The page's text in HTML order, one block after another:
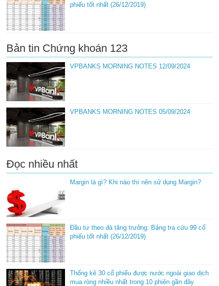
phiếu tốt nhất (26/12/2019)
Bản tin Chứng khoán 123
VPBANKS MORNING NOTES 12/09/2024
VPBANKS MORNING NOTES 05/09/2024
Đọc nhiều nhất
Margin là gì? Khi nào thì nên sử dụng Margin?
Đầu tư theo đà tăng trưởng: Bảng tra cứu 99 cổ
phiếu tốt nhất (26/12/2019)
Thống kê 30 cổ phiếu được nước ngoài giao dịch
mua ròng nhiều nhất trong 10 phiên gần đây